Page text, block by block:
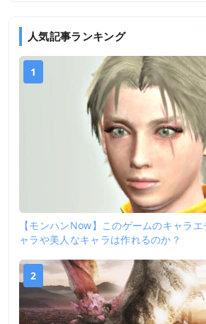
人気記事ランキング
1
【モンハンNow】このゲームのキャラ
ャラや美人なキャラは作れるのか？
2